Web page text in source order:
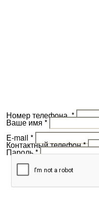
Номер телефона*
Ваше имя *
E-mail *
Контактный телефон*
Пароль*